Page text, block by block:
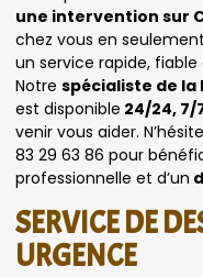
une intervention sur
chez vous en
un service rapide,
Notre spécialiste de
est disponible 24/24,
venir vous aider.
83 29 63 86 pour
professionnelle et d’un
SERVICE DE
URGENCE